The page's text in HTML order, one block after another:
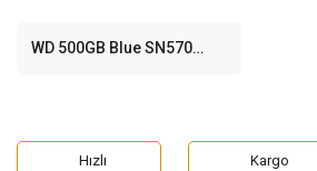
WD 500GB Blue SN570
Hızlı
Kargo